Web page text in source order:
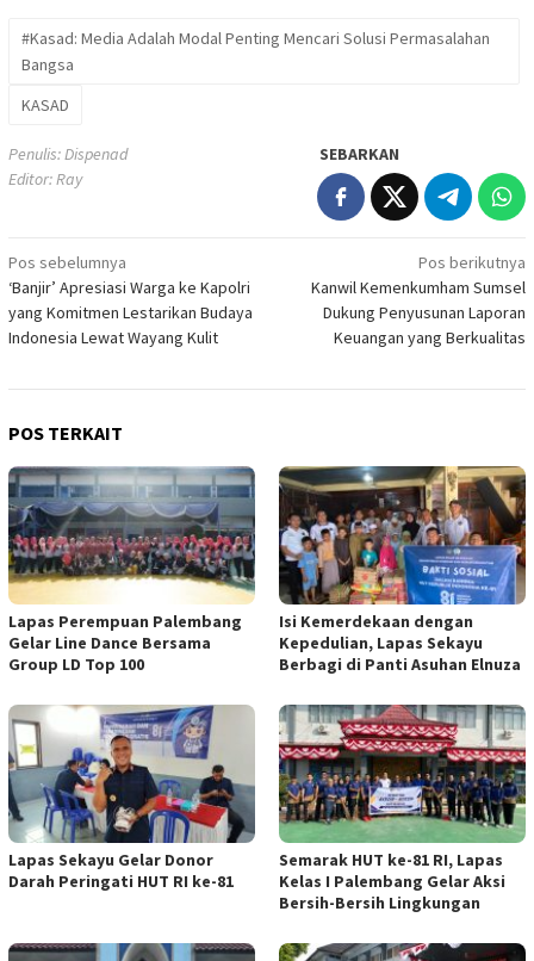
#Kasad: Media Adalah Modal Penting Mencari Solusi Permasalahan
Bangsa
KASAD
Penulis: Dispenad
Editor: Ray
SEBARKAN
Navigasi
pos
Pos sebelumnya
‘Banjir’ Apresiasi Warga ke Kapolri
yang Komitmen Lestarikan Budaya
Indonesia Lewat Wayang Kulit
Pos berikutnya
Kanwil Kemenkumham Sumsel
Dukung Penyusunan Laporan
Keuangan yang Berkualitas
POS TERKAIT
Lapas Perempuan Palembang
Gelar Line Dance Bersama
Group LD Top 100
Isi Kemerdekaan dengan
Kepedulian, Lapas Sekayu
Berbagi di Panti Asuhan Elnuza
Lapas Sekayu Gelar Donor
Darah Peringati HUT RI ke-81
Semarak HUT ke-81 RI, Lapas
Kelas I Palembang Gelar Aksi
Bersih-Bersih Lingkungan